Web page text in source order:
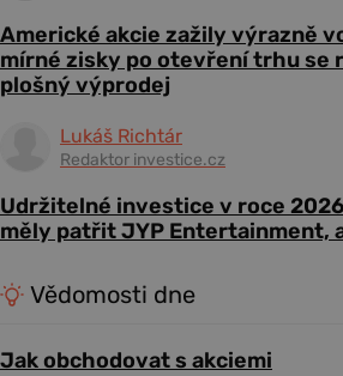
Americké akcie zažily výrazně
mírné zisky po otevření trhu se
plošný výprodej
Lukáš Richtár
Redaktor investice.cz
Udržitelné investice v roce
měly patřit JYP Entertainment,
Vědomosti dne
Jak obchodovat s akciemi